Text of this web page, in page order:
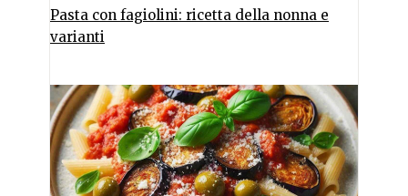
Pasta con fagiolini: ricetta della nonna e
varianti